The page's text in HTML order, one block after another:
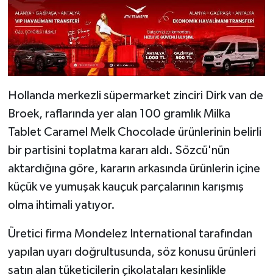
Hollanda merkezli süpermarket zinciri Dirk van de
Broek, raflarında yer alan 100 gramlık Milka
Tablet Caramel Melk Chocolade ürünlerinin belirli
bir partisini toplatma kararı aldı. Sözcü'nün
aktardığına göre, kararın arkasında ürünlerin içine
küçük ve yumuşak kauçuk parçalarının karışmış
olma ihtimali yatıyor.
Üretici firma Mondelez International tarafından
yapılan uyarı doğrultusunda, söz konusu ürünleri
satın alan tüketicilerin çikolataları kesinlikle